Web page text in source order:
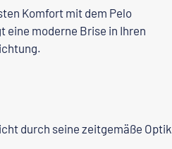
Komfort mit dem Pelo
eine moderne Brise in Ihren
durch seine zeitgemäße Optik